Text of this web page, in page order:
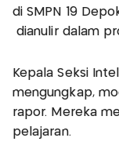
di SMPN 19
dianulir dalam
Kepala Seksi
mengungkap,
rapor. Mereka
pelajaran.